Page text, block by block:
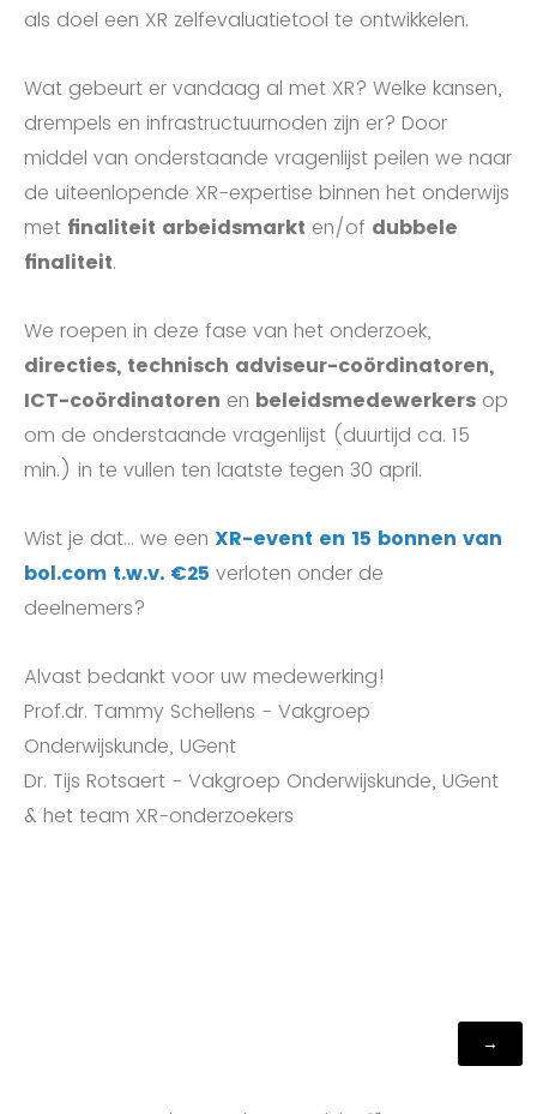
als doel een XR zelfevaluatietool te ontwikkelen.
Wat gebeurt er vandaag al met XR? Welke kansen,
drempels en infrastructuurnoden zijn er? Door
middel van onderstaande vragenlijst peilen we naar
de uiteenlopende XR-expertise binnen het onderwijs
met finaliteit arbeidsmarkt en/of dubbele
finaliteit.
We roepen in deze fase van het onderzoek,
directies, technisch adviseur-coördinatoren,
ICT-coördinatoren en beleidsmedewerkers op
om de onderstaande vragenlijst (duurtijd ca. 15
min.) in te vullen ten laatste tegen 30 april.
Wist je dat... we een XR-event en 15 bonnen van
bol.com t.w.v. €25 verloten onder de
deelnemers?
Alvast bedankt voor uw medewerking!
Prof.dr. Tammy Schellens - Vakgroep
Onderwijskunde, UGent
Dr. Tijs Rotsaert - Vakgroep Onderwijskunde, UGent
& het team XR-onderzoekers